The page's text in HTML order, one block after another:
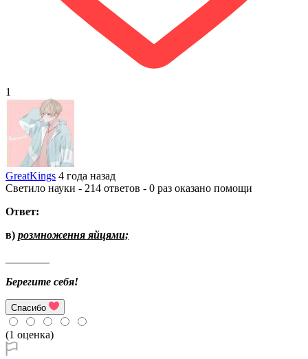
1
GreatKings 4 года назад
Светило науки - 214 ответов - 0 раз оказано помощи
Ответ:
в) розмноження яйцями;
Берегите себя!
Спасибо
(1 оценка)